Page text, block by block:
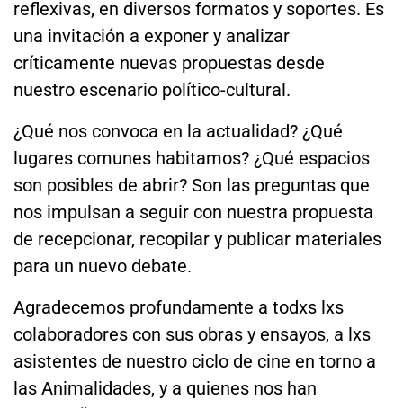
reflexivas, en diversos formatos y soportes. Es
una invitación a exponer y analizar
críticamente nuevas propuestas desde
nuestro escenario político-cultural.
¿Qué nos convoca en la actualidad? ¿Qué
lugares comunes habitamos? ¿Qué espacios
son posibles de abrir? Son las preguntas que
nos impulsan a seguir con nuestra propuesta
de recepcionar, recopilar y publicar materiales
para un nuevo debate.
Agradecemos profundamente a todxs lxs
colaboradores con sus obras y ensayos, a lxs
asistentes de nuestro ciclo de cine en torno a
las Animalidades, y a quienes nos han